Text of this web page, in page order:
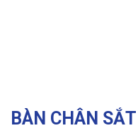
BÀN CHÂN